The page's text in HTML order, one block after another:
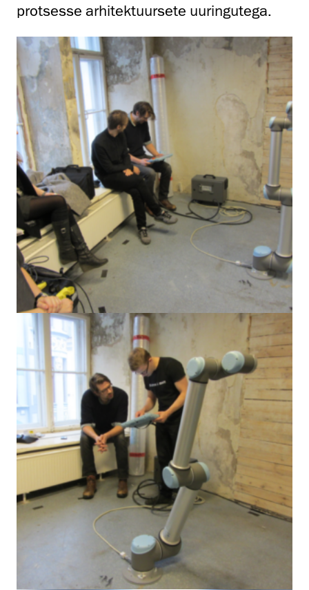
protsesse arhitektuursete uuringutega.